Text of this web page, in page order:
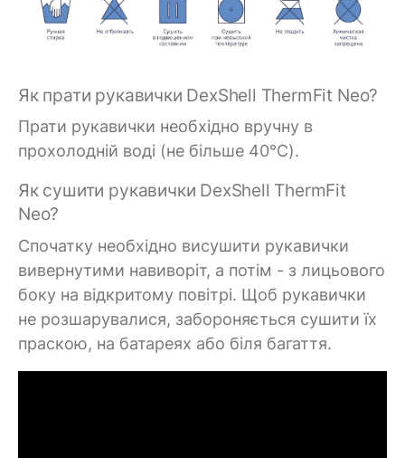
Як прати рукавички DexShell ThermFit Neo?
Прати рукавички необхідно вручну в
прохолодній воді (не більше 40°C).
Як сушити рукавички DexShell ThermFit
Neo?
Спочатку необхідно висушити рукавички
вивернутими навиворіт, а потім - з лицьового
боку на відкритому повітрі. Щоб рукавички
не розшарувалися, забороняється сушити їх
праскою, на батареях або біля багаття.